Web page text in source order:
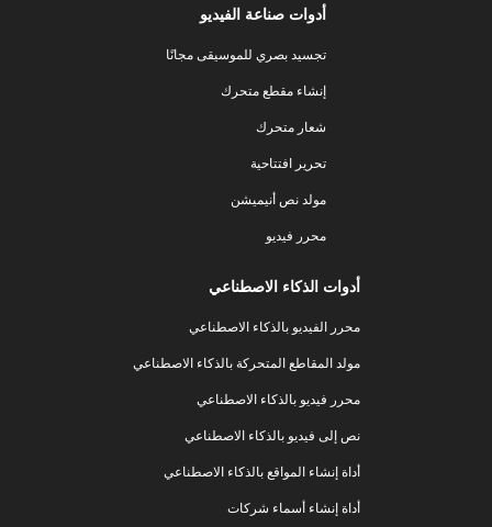
أدوات صناعة الفيديو
تجسيد بصري للموسيقى مجانًا
إنشاء مقطع متحرك
شعار متحرك
تحرير افتتاحية
مولد نص أنيميشن
محرر فيديو
أدوات الذكاء الاصطناعي
محرر الفيديو بالذكاء الاصطناعي
مولد المقاطع المتحركة بالذكاء الاصطناعي
محرر فيديو بالذكاء الاصطناعي
نص إلى فيديو بالذكاء الاصطناعي
أداة إنشاء المواقع بالذكاء الاصطناعي
أداة إنشاء أسماء شركات